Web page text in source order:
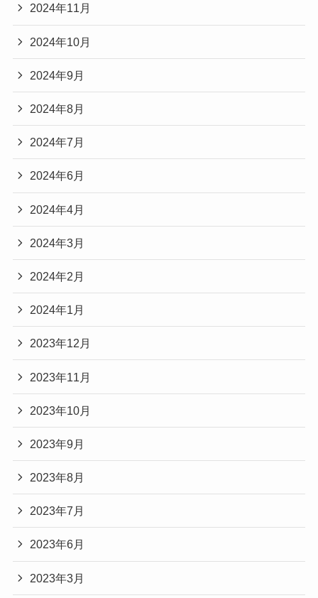
2024年11月
2024年10月
2024年9月
2024年8月
2024年7月
2024年6月
2024年4月
2024年3月
2024年2月
2024年1月
2023年12月
2023年11月
2023年10月
2023年9月
2023年8月
2023年7月
2023年6月
2023年3月